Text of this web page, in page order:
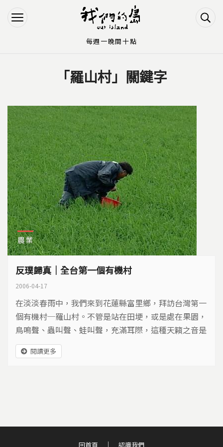
Jump to Navigation
Jump to Main content
「羅山村」關鍵字
農業
反璞歸真｜全台第一個有機村
2006-04-17
在淡淡春雨中，我們來到花蓮縣富里鄉，拜訪台灣第一
個有機村─羅山村。不管是站在田埂，或是處在果園，
鳥鳴聲、蟲叫聲、蛙叫聲，充滿耳際，這種天籟之音是
使用農藥、除草劑的地方所聽不到的。
閱讀更多
回首頁 認識我們
每週一晚間十點